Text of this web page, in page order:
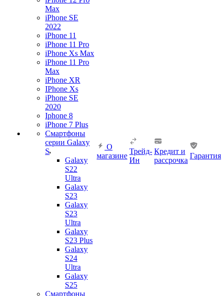
Max
iPhone SE
2022
iPhone 11
iPhone 11 Pro
iPhone Xs Max
iPhone 11 Pro
Max
iPhone XR
IPhone Xs
iPhone SE
2020
Iphone 8
iPhone 7 Plus
Смартфоны
серии Galaxy
S
Galaxy
S22
Ultra
Galaxy
S23
Galaxy
S23
Ultra
Galaxy
S23 Plus
Galaxy
S24
Ultra
Galaxy
S25
Смартфоны
О
магазине
Трейд-
Ин
Кредит и
рассрочка
Гарантия